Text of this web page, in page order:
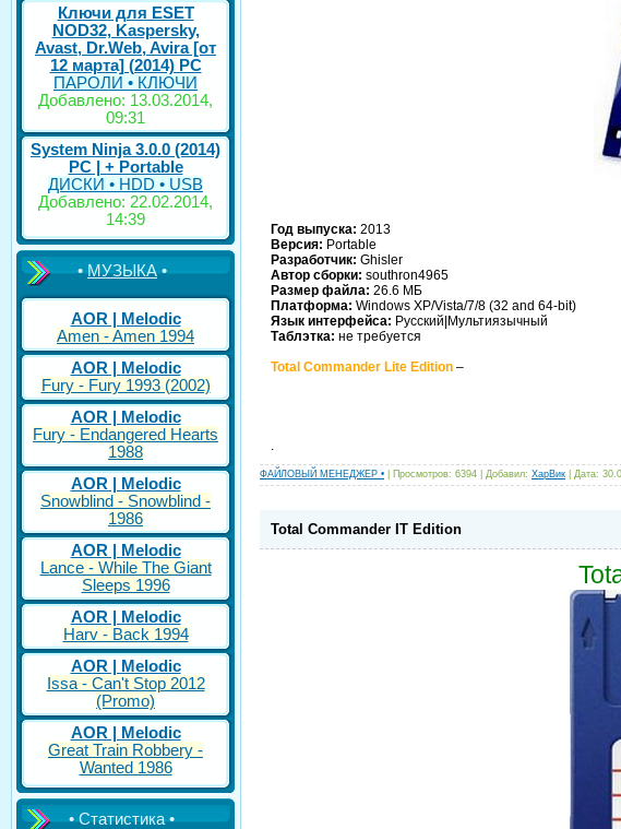
Ключи для ESET
NOD32, Kaspersky,
Avast, Dr.Web, Avira [от
12 марта] (2014) PC
ПАРОЛИ • КЛЮЧИ
Добавлено: 13.03.2014,
09:31
System Ninja 3.0.0 (2014)
РС | + Portable
ДИСКИ • HDD • USB
Добавлено: 22.02.2014,
14:39
•МУЗЫКА•
AOR | Melodic
Amen - Amen 1994
AOR | Melodic
Fury - Fury 1993 (2002)
AOR | Melodic
Fury - Endangered Hearts
1988
AOR | Melodic
Snowblind - Snowblind -
1986
AOR | Melodic
Lance - While The Giant
Sleeps 1996
AOR | Melodic
Harv - Back 1994
AOR | Melodic
Issa - Can't Stop 2012
(Promo)
AOR | Melodic
Great Train Robbery -
Wanted 1986
• Статистика •
Год выпуска: 2013
Версия: Portable
Разработчик: Ghisler
Автор сборки: southron4965
Размер файла: 26.6 МБ
Платформа: Windows XP/Vista/7/8 (32 and 64-bit)
Язык интерфейса: Русский|Мультиязычный
Таблэтка: не требуется
Total Commander Lite Edition –
.
ФАЙЛОВЫЙ МЕНЕДЖЕР • | Просмотров: 6394 | Добавил: ХарВик | Дата:
Total Commander IT Edition